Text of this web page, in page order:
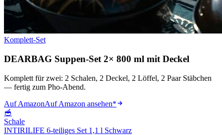
Komplett-Set
DEARBAG Suppen-Set 2× 800 ml mit Deckel
Komplett für zwei: 2 Schalen, 2 Deckel, 2 Löffel, 2 Paar Stäbchen
— fertig zum Pho-Abend.
Auf AmazonAuf Amazon ansehen*
🥣
Schale
INTIRILIFE 6-teiliges Set 1,1 l Schwarz